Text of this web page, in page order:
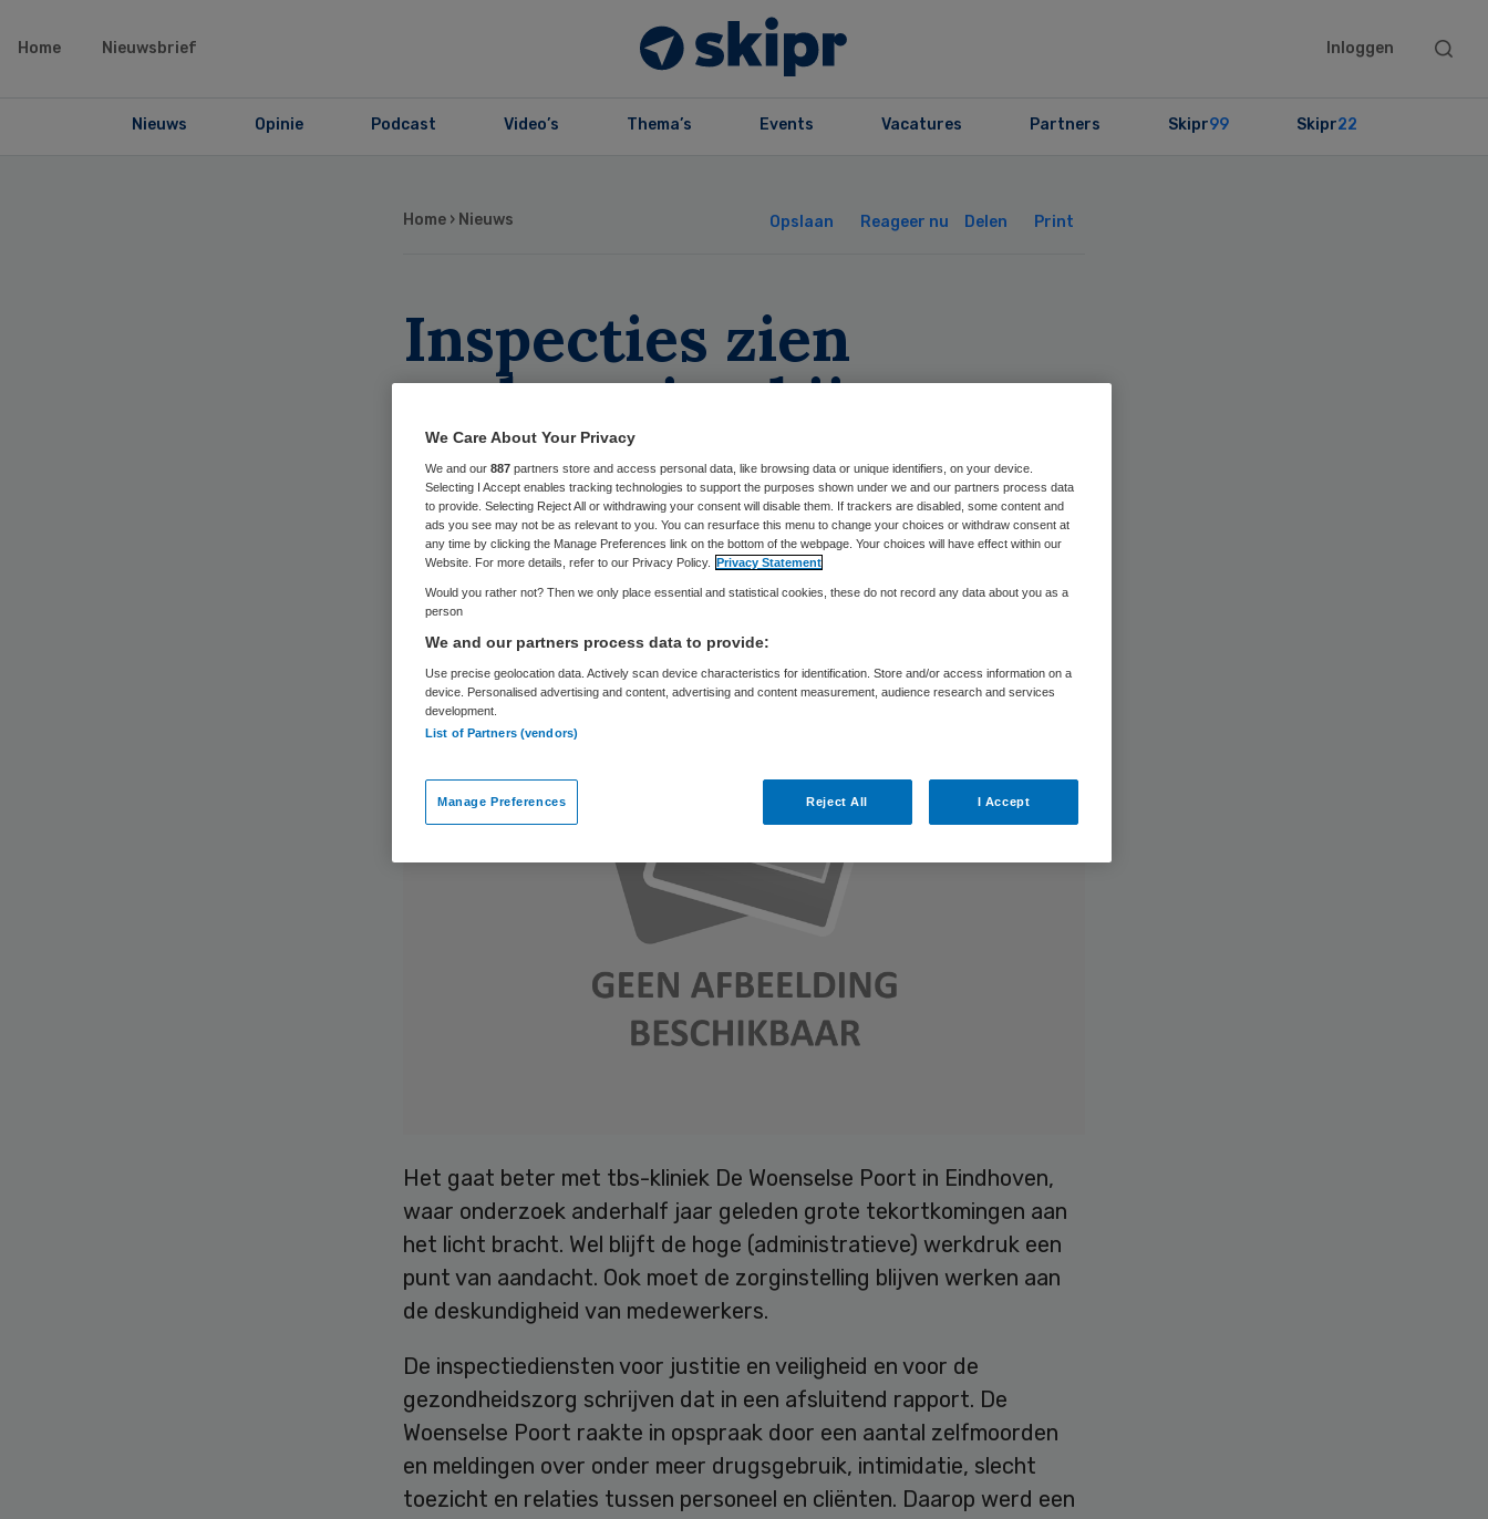
Home Nieuwsbrief Inloggen
Search
Nieuws Opinie Podcast Video’s Thema’s Events Vacatures Partners Skipr99 Skipr22
Home › Nieuws Opslaan Reageer nu Delen Print
Inspecties zien
verbetering bij
Woenselse Poort
Skipr Redactie 16 april 2018,15:36 35 keer gelezen
Het gaat beter met tbs-kliniek De Woenselse Poort in Eindhoven,
waar onderzoek anderhalf jaar geleden grote tekortkomingen aan
het licht bracht. Wel blijft de hoge (administratieve) werkdruk een
punt van aandacht. Ook moet de zorginstelling blijven werken aan
de deskundigheid van medewerkers.
De inspectiediensten voor justitie en veiligheid en voor de
gezondheidszorg schrijven dat in een afsluitend rapport. De
Woenselse Poort raakte in opspraak door een aantal zelfmoorden
en meldingen over onder meer drugsgebruik, intimidatie, slecht
toezicht en relaties tussen personeel en cliënten. Daarop werd een
We Care About Your Privacy
We and our 887 partners store and access personal data, like browsing data or unique identifiers, on your device.
Selecting I Accept enables tracking technologies to support the purposes shown under we and our partners process data
to provide. Selecting Reject All or withdrawing your consent will disable them. If trackers are disabled, some content and
ads you see may not be as relevant to you. You can resurface this menu to change your choices or withdraw consent at
any time by clicking the Manage Preferences link on the bottom of the webpage. Your choices will have effect within our
Website. For more details, refer to our Privacy Policy. Privacy Statement
Would you rather not? Then we only place essential and statistical cookies, these do not record any data about you as a
person
We and our partners process data to provide:
Use precise geolocation data. Actively scan device characteristics for identification. Store and/or access information on a
device. Personalised advertising and content, advertising and content measurement, audience research and services
development.
List of Partners (vendors)
Manage Preferences Reject All I Accept